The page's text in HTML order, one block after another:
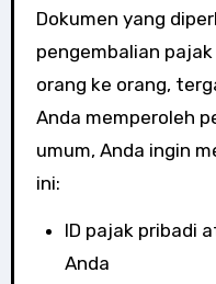
Dokumen yang
pengembalian
orang ke orang,
Anda memperoleh
umum, Anda ingin
ini:
ID pajak pribadi
Anda